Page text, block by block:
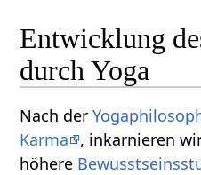
Entwicklung
durch Yoga
Nach der
Karma
, inkarnieren
höhere